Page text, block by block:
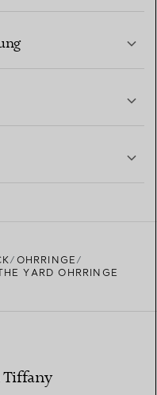
OHRRINGE
YARD OHRRINGE
Tiffany